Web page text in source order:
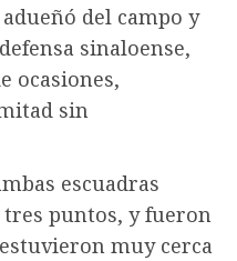
del campo y
sinaloense,
ocasiones,
sin
escuadras
puntos, y fueron
muy cerca